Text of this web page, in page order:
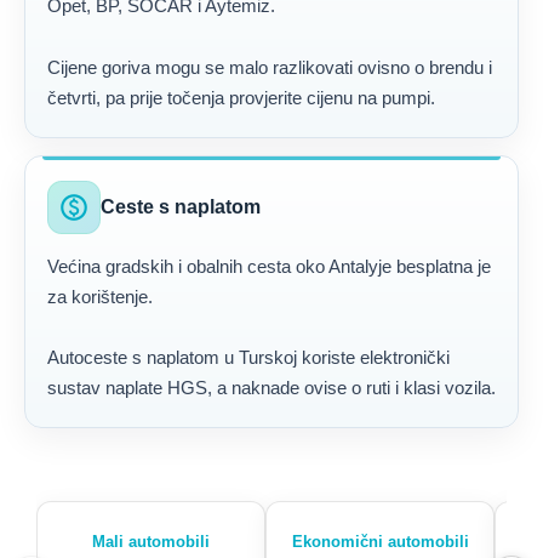
Opet, BP, SOCAR i Aytemiz.
Cijene goriva mogu se malo razlikovati ovisno o brendu i
četvrti, pa prije točenja provjerite cijenu na pumpi.
paid Ceste s naplatom
Većina gradskih i obalnih cesta oko Antalyje besplatna je
za korištenje.
Autoceste s naplatom u Turskoj koriste elektronički
sustav naplate HGS, a naknade ovise o ruti i klasi vozila.
Mali automobili Ekonomični automobili